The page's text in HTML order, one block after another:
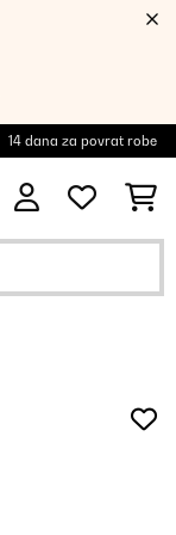
14 dana za povrat robe